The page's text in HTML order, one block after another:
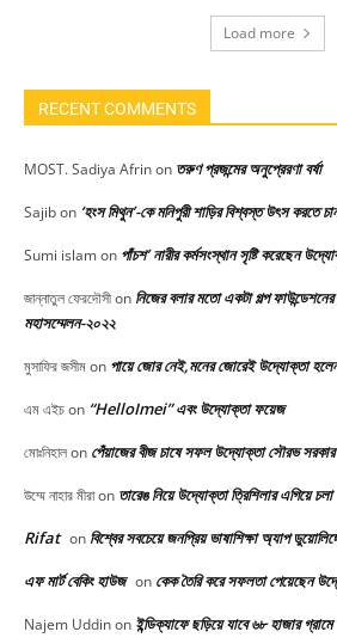
Load more
RECENT COMMENTS
MOST. Sadiya Afrinon তরুণ প্রজন্মের অনুপ্রেরণা বর্ষা
Sajibon ‘হংস মিথুন’-কে মনিপুরী শাড়ির বিশ্বস্ত উৎস করতে
Sumi islamon পাঁচশ’ নারীর কর্মসংস্থান সৃষ্টি করেছেন
জান্নাতুল ফেরদৌসীon নিজের বলার মতো একটা গল্প
মহাসম্মেলন-২০২২
মুসাফির জসীমon পায়ে জোর নেই,মনের জোরেই উদ্যোক্তা
এম এইচon “HelloImei” এবং উদ্যোক্তা ফয়েজ
মোঃনিহালon পেঁয়াজের বীজ চাষে সফল উদ্যোক্তা সৌরভ সরকার
উম্মে নাহার মীরাon তারেঙ নিয়ে উদ্যোক্তা ত্রিশিলার এগিয়ে চলা
Rifat on বিশ্বের সবচেয়ে জনপ্রিয় ভাষাশিক্ষা অ্যাপ
এফ মার্ট বেকিং হাউজ on কেক তৈরি করে সফলতা পেয়েছেন
Najem Uddinon ইন্ডিক্যাফে ছড়িয়ে যাবে ৬৮ হাজার গ্রামে